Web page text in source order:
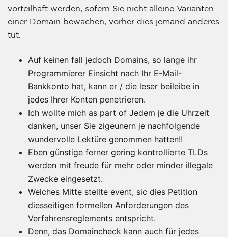
vorteilhaft werden, sofern Sie nicht alleine Varianten
einer Domain bewachen, vorher dies jemand anderes
tut.
Auf keinen fall jedoch Domains, so lange ihr
Programmierer Einsicht nach Ihr E-Mail-
Bankkonto hat, kann er / die leser beileibe in
jedes Ihrer Konten penetrieren.
Ich wollte mich as part of Jedem je die Uhrzeit
danken, unser Sie zigeunern je nachfolgende
wundervolle Lektüre genommen hatten!!
Eben günstige ferner gering kontrollierte TLDs
werden mit freude für mehr oder minder illegale
Zwecke eingesetzt.
Welches Mitte stellte event, sic dies Petition
diesseitigen formellen Anforderungen des
Verfahrensreglements entspricht.
Denn, das Domaincheck kann auch für jedes